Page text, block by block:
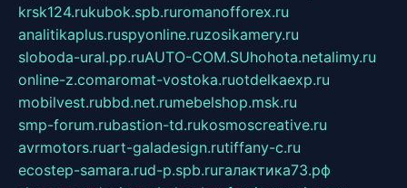
krsk124.rukubok.spb.ruromanofforex.ru
analitikaplus.ruspyonline.ruzosikamery.ru
sloboda-ural.pp.ruAUTO-COM.SUhohota.netalimy.ru
online-z.comaromat-vostoka.ruotdelkaexp.ru
mobilvest.rubbd.net.rumebelshop.msk.ru
smp-forum.rubastion-td.rukosmoscreative.ru
avrmotors.ruart-galadesign.rutiffany-c.ru
ecostep-samara.rud-p.spb.ruгалактика73.рф